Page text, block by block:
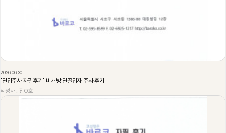
2026.06.30
[연입주사 자필후기] 비개방 연골입자 주사 후기
작성자 : 진O호
226